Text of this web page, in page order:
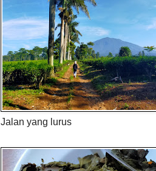
Jalan yang lurus